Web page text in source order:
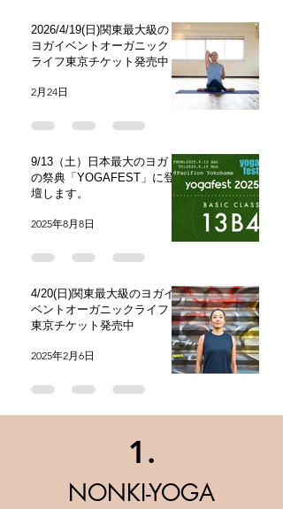
2026/4/19(日)関東最大級の
ヨガイベントオーガニック
ライフ東京チケット発売中
2月24日
9/13（土）日本最大のヨガ
の祭典「YOGAFEST」に登
壇します。
2025年8月8日
4/20(日)関東最大級のヨガイ
ベントオーガニックライフ
東京チケット発売中
2025年2月6日
1.
NONKI-YOGA